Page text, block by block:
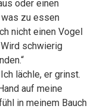
oder einen
zu essen
nicht einen Vogel
schwierig
lächle, er grinst.
auf meine
in meinem Bauch